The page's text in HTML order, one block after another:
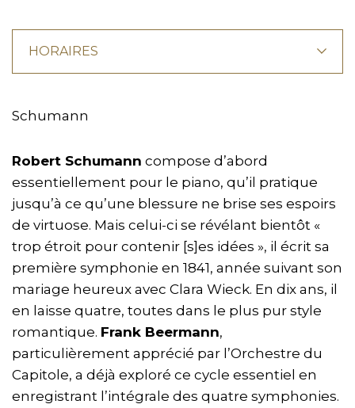
HORAIRES
Schumann
Robert Schumann compose d’abord
essentiellement pour le piano, qu’il pratique
jusqu’à ce qu’une blessure ne brise ses espoirs
de virtuose. Mais celui-ci se révélant bientôt «
trop étroit pour contenir [s]es idées », il écrit sa
première symphonie en 1841, année suivant son
mariage heureux avec Clara Wieck. En dix ans, il
en laisse quatre, toutes dans le plus pur style
romantique. Frank Beermann,
particulièrement apprécié par l’Orchestre du
Capitole, a déjà exploré ce cycle essentiel en
enregistrant l’intégrale des quatre symphonies.